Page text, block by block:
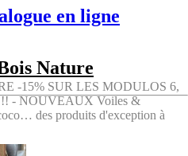
en ligne
-15% SUR LES MODULOS 6,
- NOUVEAUX Voiles &
des produits d'exception à
Nature